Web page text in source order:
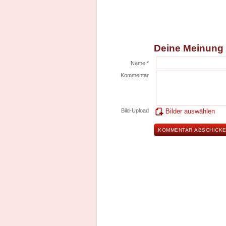
Deine Meinung
Name *
Kommentar
Bild-Upload Bilder auswählen